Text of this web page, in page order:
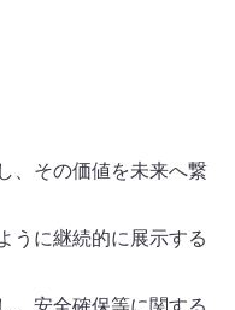
、その価値を未来へ繋
うに継続的に展示する